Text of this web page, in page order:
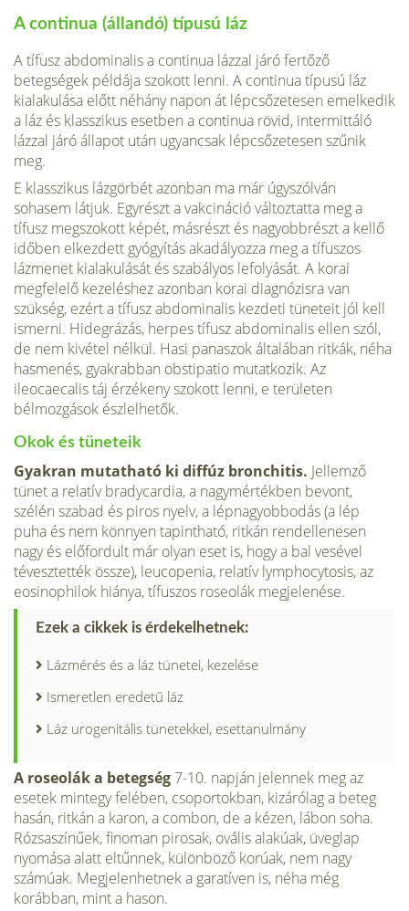
A continua (állandó) típusú láz
A tífusz abdominalis a continua lázzal járó fertőző
betegségek példája szokott lenni. A continua típusú láz
kialakulása előtt néhány napon át lépcsőzetesen emelkedik
a láz és klasszikus esetben a continua rövid, intermittáló
lázzal járó állapot után ugyancsak lépcsőzetesen szűnik
meg.
E klasszikus lázgörbét azonban ma már úgyszólván
sohasem látjuk. Egyrészt a vakcináció változtatta meg a
tífusz megszokott képét, másrészt és nagyobbrészt a kellő
időben elkezdett gyógyítás akadályozza meg a tífuszos
lázmenet kialakulását és szabályos lefolyását. A korai
megfelelő kezeléshez azonban korai diagnózisra van
szükség, ezért a tífusz abdominalis kezdeti tüneteit jól kell
ismerni. Hidegrázás, herpes tífusz abdominalis ellen szól,
de nem kivétel nélkül. Hasi panaszok általában ritkák, néha
hasmenés, gyakrabban obstipatio mutatkozik. Az
ileocaecalis táj érzékeny szokott lenni, e területen
bélmozgások észlelhetők.
Okok és tüneteik
Gyakran mutatható ki diffúz bronchitis. Jellemző
tünet a relatív bradycardia, a nagymértékben bevont,
szélén szabad és piros nyelv, a lépnagyobbodás (a lép
puha és nem könnyen tapintható, ritkán rendellenesen
nagy és előfordult már olyan eset is, hogy a bal vesével
tévesztették össze), leucopenia, relatív lymphocytosis, az
eosinophilok hiánya, tífuszos roseolák megjelenése.
Ezek a cikkek is érdekelhetnek:
Lázmérés és a láz tünetei, kezelése
Ismeretlen eredetű láz
Láz urogenitális tünetekkel, esettanulmány
A roseolák a betegség 7-10. napján jelennek meg az
esetek mintegy felében, csoportokban, kizárólag a beteg
hasán, ritkán a karon, a combon, de a kézen, lábon soha.
Rózsaszínűek, finoman pirosak, ovális alakúak, üveglap
nyomása alatt eltűnnek, különböző korúak, nem nagy
számúak. Megjelenhetnek a garatíven is, néha még
korábban, mint a hason.